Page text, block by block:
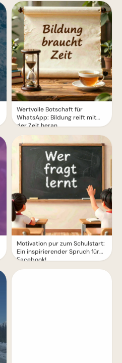
Wertvolle Botschaft für
WhatsApp: Bildung reift mit
der Zeit heran
Motivation pur zum Schulstart:
Ein inspirierender Spruch für
Facebook!